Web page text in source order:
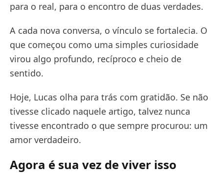
para o real, para o encontro de duas verdades.
A cada nova conversa, o vínculo se fortalecia. O
que começou como uma simples curiosidade
virou algo profundo, recíproco e cheio de
sentido.
Hoje, Lucas olha para trás com gratidão. Se não
tivesse clicado naquele artigo, talvez nunca
tivesse encontrado o que sempre procurou: um
amor verdadeiro.
Agora é sua vez de viver isso